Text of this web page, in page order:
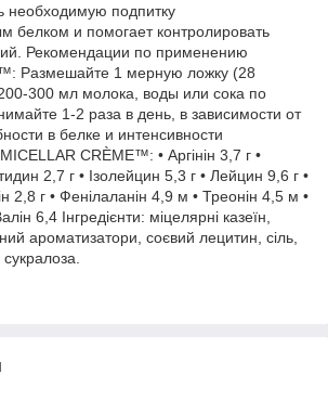
необходимую подпитку
белком и помогает контролировать
Рекомендации по применению
Размешайте 1 мерную ложку (28
300 мл молока, воды или сока по
1-2 раза в день, в зависимости от
в белке и интенсивности
CRÈME™: • Аргінін 3,7 г •
2,7 г • Ізолейцин 5,3 г • Лейцин 9,6 г •
2,8 г • Фенілаланін 4,9 м • Треонін 4,5 м •
6,4 Інгредієнти: міцелярні казеїн,
ароматизатори, соєвий лецитин, сіль,